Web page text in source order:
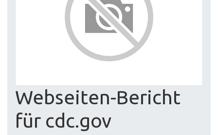
Webseiten-Bericht
für cdc.gov